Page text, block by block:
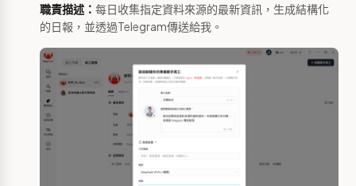
職責描述： 每日收集指定資料來源的最新資訊，生成結構化
的日報，並透過Telegram傳送給我。